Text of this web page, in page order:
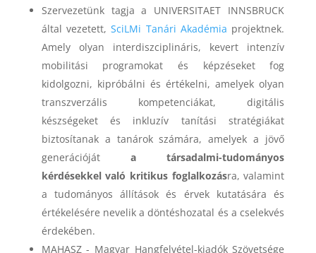
Szervezetünk tagja a UNIVERSITAET INNSBRUCK
által vezetett,SciLMi Tanári Akadémia projektnek.
Amely olyan interdiszciplináris, kevert intenzív
mobilitási programokat és képzéseket fog
kidolgozni, kipróbálni és értékelni, amelyek olyan
transzverzális kompetenciákat, digitális
készségeket és inkluzív tanítási stratégiákat
biztosítanak a tanárok számára, amelyek a jövő
generációját a társadalmi-tudományos
kérdésekkel való kritikus foglalkozásra, valamint
a tudományos állítások és érvek kutatására és
értékelésére nevelik a döntéshozatal és a cselekvés
érdekében.
MAHASZ ­- Magyar Hangfelvétel-kiadók Szövetsége